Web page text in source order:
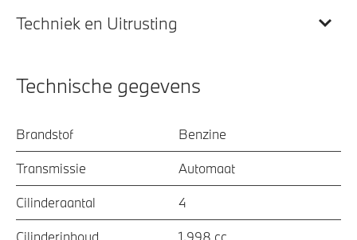
Techniek en Uitrusting
Technische gegevens
Brandstof Benzine
Transmissie Automaat
Cilinderaantal 4
Cilinderinhoud 1.998 cc